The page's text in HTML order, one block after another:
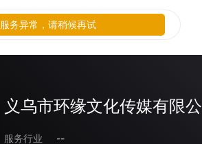
义乌市环缘文化传媒有限
服务行业
--
服务异常，请稍候再试